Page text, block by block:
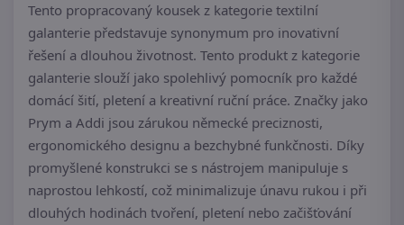
Tento propracovaný kousek z kategorie textilní
galanterie představuje synonymum pro inovativní
řešení a dlouhou životnost. Tento produkt z kategorie
galanterie slouží jako spolehlivý pomocník pro každé
domácí šití, pletení a kreativní ruční práce. Značky jako
Prym a Addi jsou zárukou německé preciznosti,
ergonomického designu a bezchybné funkčnosti. Díky
promyšlené konstrukci se s nástrojem manipuluje s
naprostou lehkostí, což minimalizuje únavu rukou i při
dlouhých hodinách tvoření, pletení nebo začišťování